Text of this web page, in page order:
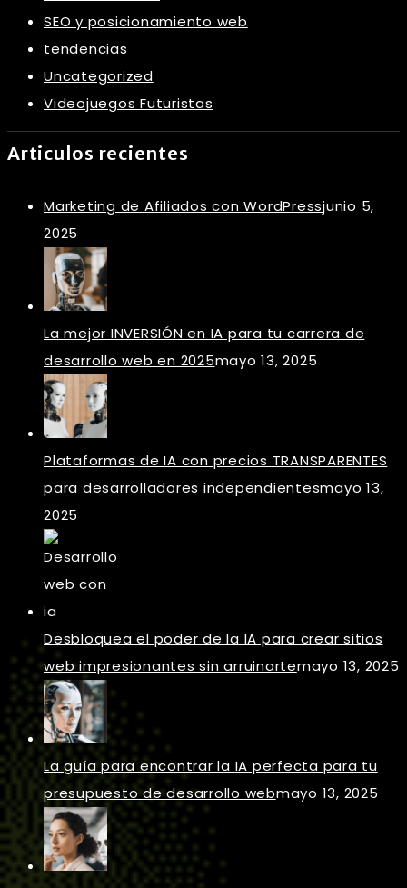
SEO y posicionamiento web
tendencias
Uncategorized
Videojuegos Futuristas
Articulos recientes
Marketing de Afiliados con WordPressjunio 5,
2025
La mejor INVERSIÓN en IA para tu carrera de
desarrollo web en 2025mayo 13, 2025
Plataformas de IA con precios TRANSPARENTES
para desarrolladores independientesmayo 13,
2025
Desbloquea el poder de la IA para crear sitios
web impresionantes sin arruinartemayo 13, 2025
La guía para encontrar la IA perfecta para tu
presupuesto de desarrollo webmayo 13, 2025